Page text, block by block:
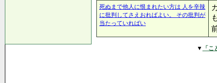
死ぬまで他人に恨まれたい方は 人を辛辣
に批判してさえおればよい。 その批判が
当たっていればい
▼ 「